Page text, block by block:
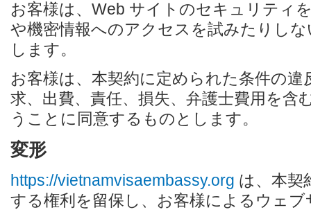
お客様は、Web サイトのセキュリティ
や機密情報へのアクセスを試みたりし
します。
お客様は、本契約に定められた条件の
求、出費、責任、損失、弁護士費用を含
うことに同意するものとします。
変形
https://vietnamvisaembassy.org は、本契
する権利を留保し、お客様によるウェ